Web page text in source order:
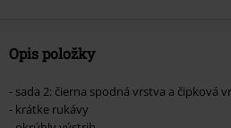
Opis položky
- sada 2: čierna spodná vrstva a čipková
- krátke rukávy